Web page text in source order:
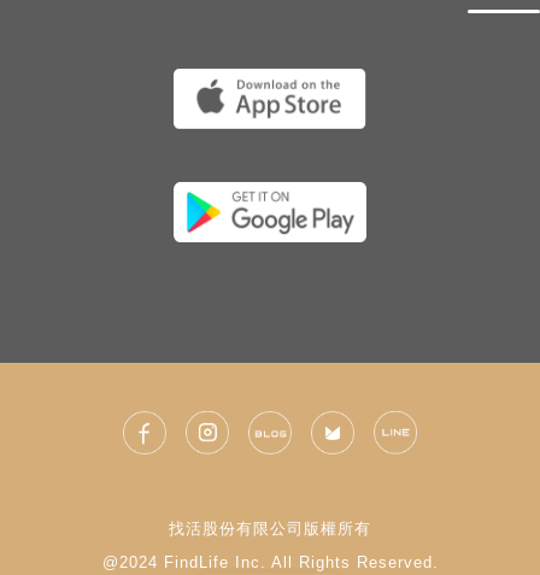
找活股份有限公司版權所有
@2024 FindLife Inc. All Rights Reserved.